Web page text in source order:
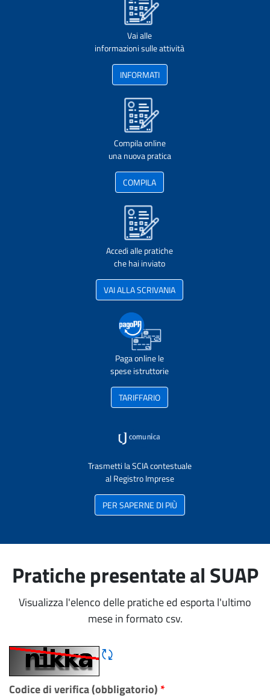
Vai alle
informazioni sulle attività
INFORMATI
Compila online
una nuova pratica
COMPILA
Accedi alle pratiche
che hai inviato
VAI ALLA SCRIVANIA
Paga online le
spese istruttorie
TARIFFARIO
Trasmetti la SCIA contestuale
al Registro Imprese
PER SAPERNE DI PIÙ
Pratiche presentate al SUAP
Visualizza l'elenco delle pratiche ed esporta l'ultimo
mese in formato csv.
Rigene CAPTCHA
Codice di verifica (obbligatorio) *